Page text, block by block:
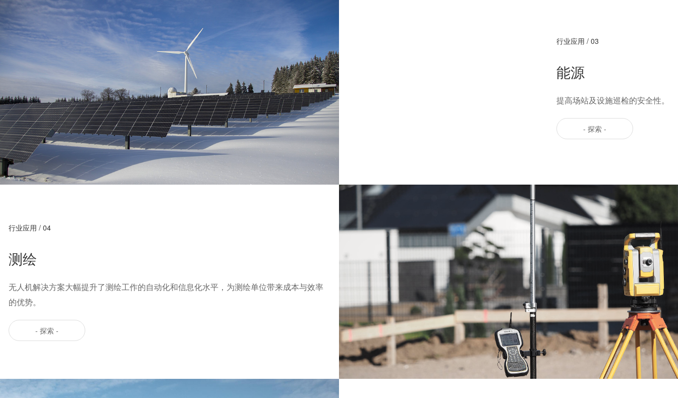
行业应用 / 03
能源
提高场站及设施巡检的安全性。
- 探索 -
行业应用 / 04
测绘
无人机解决方案大幅提升了测绘工作的自动化和信息化水平，为测绘单位带来成本与效率
的优势。
- 探索 -